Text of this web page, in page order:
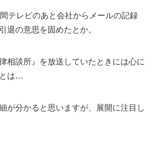
テレビのあと会社からメールの記録
退の意思を固めたとか。
相談所』を放送していたときには心に
は…
が分かると思いますが、展開に注目し